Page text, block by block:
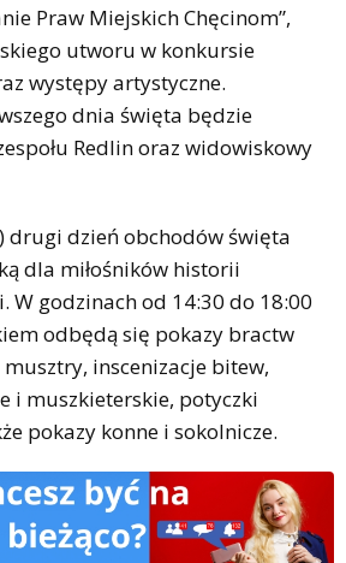
Praw Miejskich Chęcinom”,
utworu w konkursie
występy artystyczne.
dnia święta będzie
Redlin oraz widowiskowy
drugi dzień obchodów święta
dla miłośników historii
W godzinach od 14:30 do 18:00
odbędą się pokazy bractw
inscenizacje bitew,
i muszkieterskie, potyczki
pokazy konne i sokolnicze.